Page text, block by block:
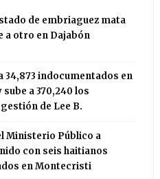
de embriaguez mata
a otro en Dajabón
34,873 indocumentados en
a 370,240 los
de Lee B.
Ministerio Público a
con seis haitianos
en Montecristi